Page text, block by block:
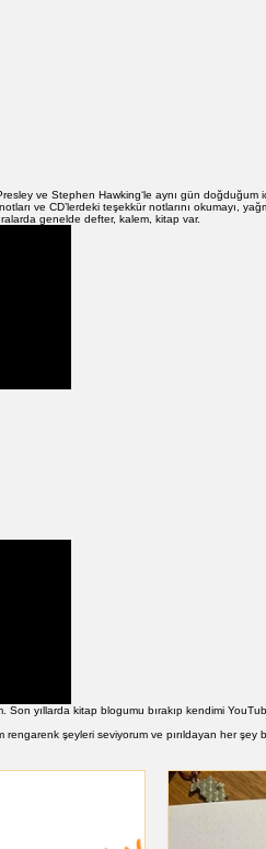
ve Stephen Hawking‘le aynı gün doğduğum
ve CD’lerdeki teşekkür notlarını okumayı,
genelde defter, kalem, kitap var.
yıllarda kitap blogumu bırakıp kendimi
rengarenk şeyleri seviyorum ve pırıldayan her şey